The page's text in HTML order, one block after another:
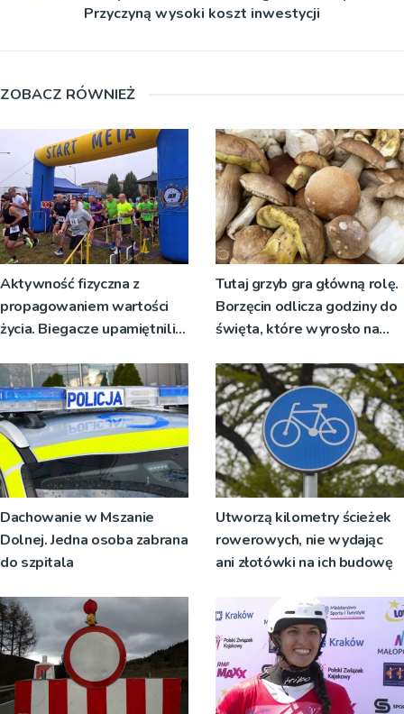
Przyczyną wysoki koszt inwestycji
ZOBACZ RÓWNIEŻ
Aktywność fizyczna z
propagowaniem wartości
życia. Biegacze upamiętnili
Tutaj grzyb gra główną rolę.
Borzęcin odlicza godziny do
święta, które wyrosło na
Dachowanie w Mszanie
Dolnej. Jedna osoba zabrana
do szpitala
Utworzą kilometry ścieżek
rowerowych, nie wydając
ani złotówki na ich budowę